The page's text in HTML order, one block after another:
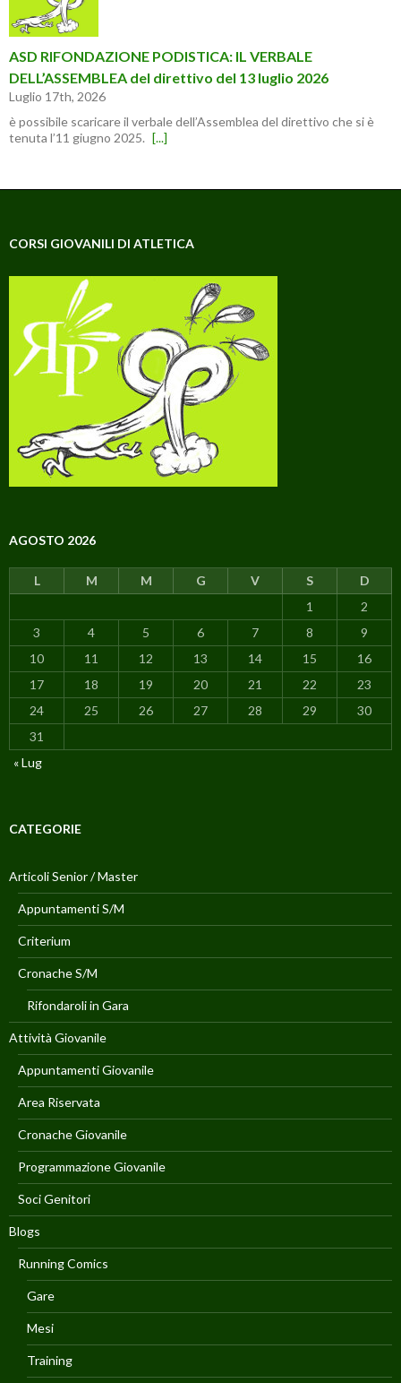
ASD RIFONDAZIONE PODISTICA: IL VERBALE
DELL’ASSEMBLEA del direttivo del 13 luglio 2026
Luglio 17th, 2026
è possibile scaricare il verbale dell’Assemblea del direttivo che si è
tenuta l’11 giugno 2025. [...]
CORSI GIOVANILI DI ATLETICA
AGOSTO 2026
L M M G V S
D
1
2
3
4 5 6 7 8
9
10
11 12 13 14 15
16
17
18 19 20 21 22
23
24
25 26 27 28 29
30
31
« Lug
CATEGORIE
Articoli Senior / Master
Appuntamenti S/M
Criterium
Cronache S/M
Rifondaroli in Gara
Attività Giovanile
Appuntamenti Giovanile
Area Riservata
Cronache Giovanile
Programmazione Giovanile
Soci Genitori
Blogs
Running Comics
Gare
Mesi
Training